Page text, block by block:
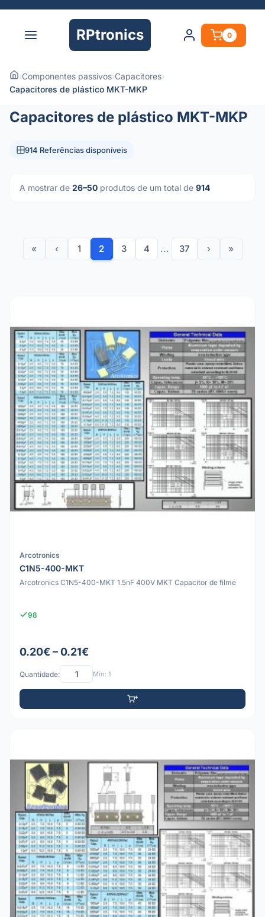
RPtronics 0
›Componentes passivos›Capacitores›
Capacitores de plástico MKT-MKP
Capacitores de plástico MKT-MKP
914 Referências disponíveis
A mostrar de 26–50 produtos de um total de 914
« ‹ 1 2 3 4 ... 37 › »
Arcotronics
C1N5-400-MKT
Arcotronics C1N5-400-MKT 1.5nF 400V MKT Capacitor de filme
98
0.20€ – 0.21€
Quantidade: Mín: 1